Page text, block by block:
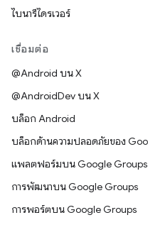
ไบนารีไดรเวอร์
เชื่อมต่อ
@Android บน X
@AndroidDev บน X
บล็อก Android
บล็อกด้านความปลอดภัยของ
แพลตฟอร์มบน Google Groups
การพัฒนาบน Google Groups
การพอร์ตบน Google Groups